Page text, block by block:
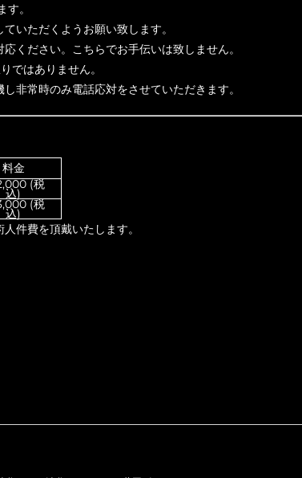
。
いただくようお願い致します。
ください。こちらでお手伝いは致しません。
ではありません。
非常時のみ電話応対をさせていただきます。
料金
(税
込)
(税
込)
件費を頂戴いたします。